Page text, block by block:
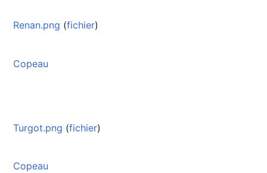
Renan.png (fichier)
Copeau
Turgot.png (fichier)
Copeau